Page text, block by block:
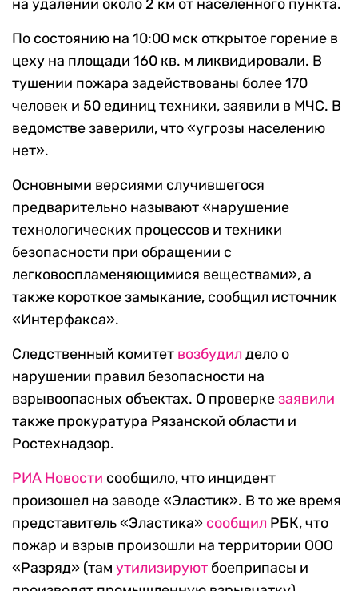
на удалении около 2 км от населенного пункта.
По состоянию на 10:00 мск открытое горение в
цеху на площади 160 кв. м ликвидировали. В
тушении пожара задействованы более 170
человек и 50 единиц техники, заявили в МЧС. В
ведомстве заверили, что «угрозы населению
нет».
Основными версиями случившегося
предварительно называют «нарушение
технологических процессов и техники
безопасности при обращении с
легковоспламеняющимися веществами», а
также короткое замыкание, сообщил источник
«Интерфакса».
Следственный комитет возбудил дело о
нарушении правил безопасности на
взрывоопасных объектах. О проверкезаявили
также прокуратура Рязанской области и
Ростехнадзор.
РИА Новости сообщило, что инцидент
произошел на заводе «Эластик». В то же время
представитель «Эластика» сообщил РБК, что
пожар и взрыв произошли на территории ООО
«Разряд» (там утилизируют боеприпасы и